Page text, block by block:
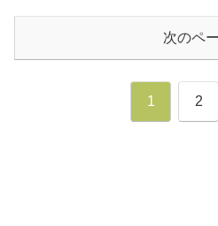
次のペ
1 2